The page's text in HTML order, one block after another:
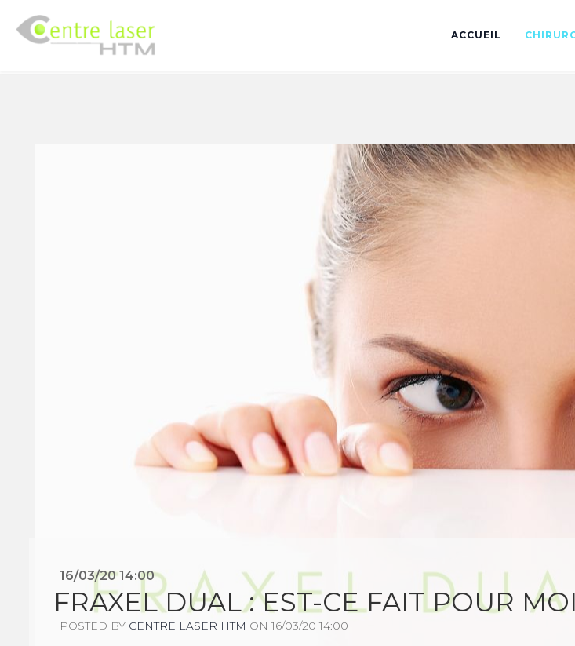
ACCUEIL
16/03/20 14:00
FRAXEL DUAL : EST-CE FAIT POUR
POSTED BY CENTRE LASER HTM ON 16/03/20 14:00